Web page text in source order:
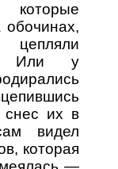
которые
Или у
снес их в
видел
которая